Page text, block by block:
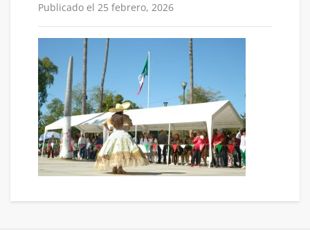
Publicado el 25 febrero, 2026